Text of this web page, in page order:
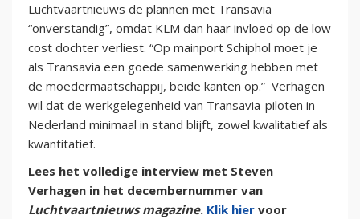
Luchtvaartnieuws de plannen met Transavia
“onverstandig”, omdat KLM dan haar invloed op de low
cost dochter verliest. “Op mainport Schiphol moet je
als Transavia een goede samenwerking hebben met
de moedermaatschappij, beide kanten op.” Verhagen
wil dat de werkgelegenheid van Transavia-piloten in
Nederland minimaal in stand blijft, zowel kwalitatief als
kwantitatief.
Lees het volledige interview met Steven
Verhagen in het decembernummer van
Luchtvaartnieuws magazine. Klik hier voor